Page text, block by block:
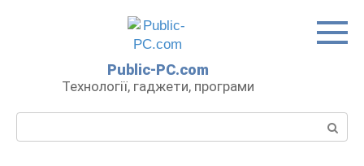
Public-PC.com
Технології, гаджети, програми